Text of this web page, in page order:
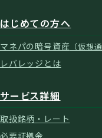
はじめての方へ
マネパの暗号資産 （仮想
レバレッジとは
サービス詳細
取扱銘柄・レート
必要証拠金